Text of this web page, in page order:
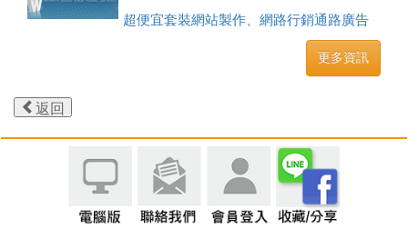
超便宜套裝網站製作、網路行銷通路廣告
刊登、訂房系統、客房委託旅行社銷售，全面優惠中....
更多資訊
返回